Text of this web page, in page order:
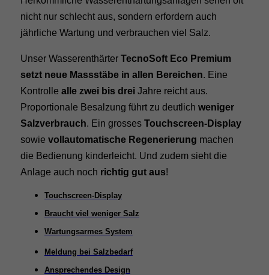
nicht nur schlecht aus, sondern erfordern auch
jährliche Wartung und verbrauchen viel Salz.
Unser Wasserenthärter TecnoSoft Eco Premium
setzt neue Massstäbe in allen Bereichen. Eine
Kontrolle alle zwei bis dreiJahre reicht aus.
Proportionale Besalzung führt zu deutlich weniger
Salzverbrauch. Ein grosses Touchscreen-Display
sowie vollautomatische Regenerierung machen
die Bedienung kinderleicht. Und zudem sieht die
Anlage auch noch richtig gut aus!
Touchscreen-Display
Braucht viel weniger Salz
Wartungsarmes System
Meldung bei Salzbedarf
Ansprechendes Design